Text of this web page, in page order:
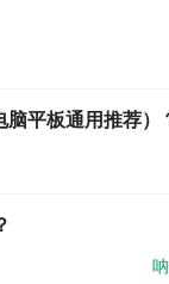
平板通用推荐）